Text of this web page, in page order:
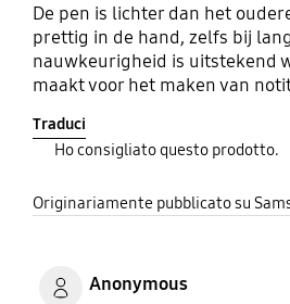
De pen is lichter dan het
prettig in de hand, zelfs bij
nauwkeurigheid is uitstekend
maakt voor het maken van
Kortom: een duidelijke
van het vorige model.
Traduci
Ho consigliato questo prodotto.
Originariamente pubblicato su
Anonymous